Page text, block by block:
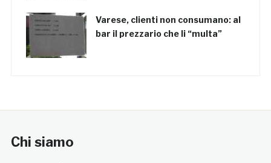
Varese, clienti non consumano: al
bar il prezzario che li “multa”
Chi siamo